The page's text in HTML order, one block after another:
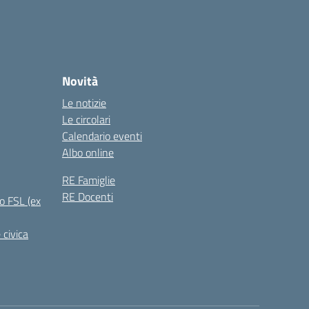
FSL (ex
Novità
Le notizie
Le circolari
Calendario eventi
Albo online
RE Famiglie
RE Docenti